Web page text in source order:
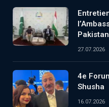
Pakistan
27.07.2026
4e
Shusha
16.07.2026